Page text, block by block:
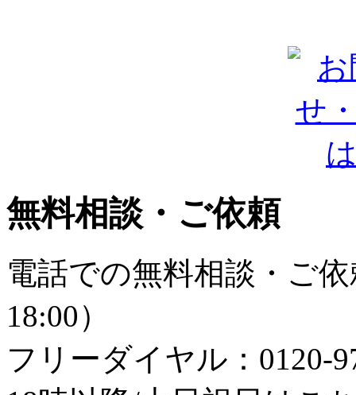
無料相談・ご依頼
電話での無料相談・ご
18:00）
フリーダイヤル：0120-